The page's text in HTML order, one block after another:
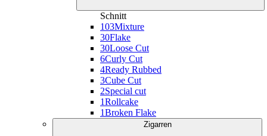
Schnitt
103Mixture
30Flake
30Loose Cut
6Curly Cut
4Ready Rubbed
3Cube Cut
2Special cut
1Rollcake
1Broken Flake
Zigarren